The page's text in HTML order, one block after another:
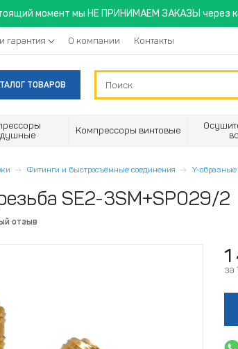
момент мы НЕ ПРИНИМАЕМ ЗАКАЗЫ через
гарантия О компании Контакты
ТОВАРОВ
Компрессоры винтовые
Фитинги и быстросъёмные соединения Y-
SE2-3SM+SP029/2
отзыв
за